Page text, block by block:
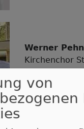
Werner
Kirchenchor
von